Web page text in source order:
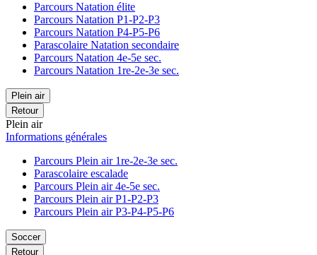
Parcours Natation élite
Parcours Natation P1-P2-P3
Parcours Natation P4-P5-P6
Parascolaire Natation secondaire
Parcours Natation 4e-5e sec.
Parcours Natation 1re-2e-3e sec.
Plein air
Retour
Plein air
Informations générales
Parcours Plein air 1re-2e-3e sec.
Parascolaire escalade
Parcours Plein air 4e-5e sec.
Parcours Plein air P1-P2-P3
Parcours Plein air P3-P4-P5-P6
Soccer
Retour